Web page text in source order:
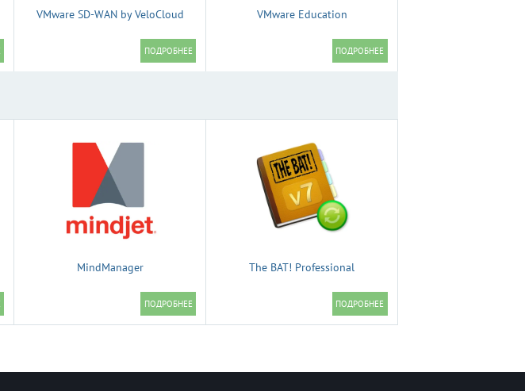
VMware SD-WAN by VeloCloud VMware Education
MindManager The BAT! Professional